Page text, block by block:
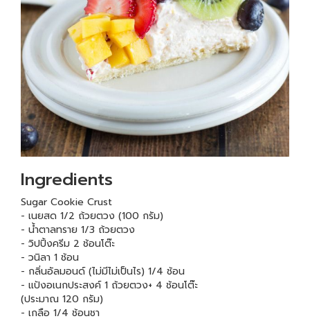
Ingredients
Sugar Cookie Crust
- เนยสด 1/2 ถ้วยตวง (100 กรัม)
- น้ำตาลทราย 1/3 ถ้วยตวง
- วิปปิ้งครีม 2 ช้อนโต๊ะ
- วนิลา 1 ช้อน
- กลิ่นอัลมอนด์ (ไม่มีไม่เป็นไร) 1/4 ช้อน
- แป้งอเนกประสงค์ 1 ถ้วยตวง+ 4 ช้อนโต๊ะ
(ประมาณ 120 กรัม)
- เกลือ 1/4 ช้อนชา